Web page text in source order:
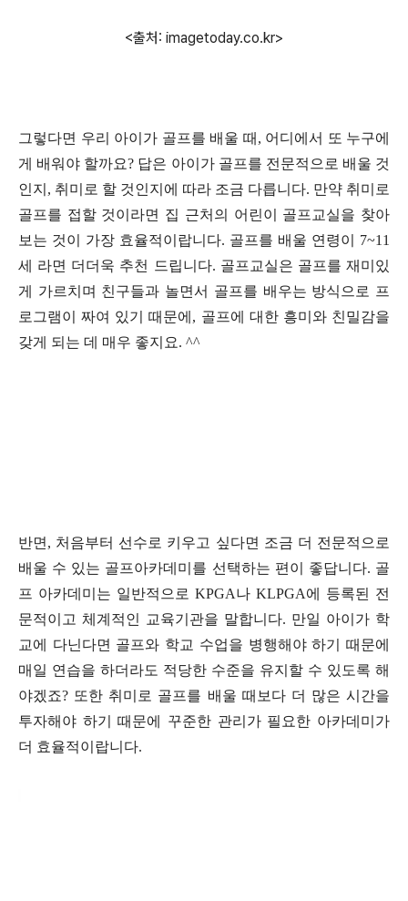
<출처: imagetoday.co.kr>
그렇다면 우리 아이가 골프를 배울 때 , 어디에서 또 누구에
게 배워야 할까요? 답은 아이가 골프를 전문적으로 배울 것
인지 , 취미로 할 것인지에 따라 조금 다릅니다. 만약 취미로
골프를 접할 것이라면 집 근처의 어린이 골프교실을 찾아
보는 것이 가장 효율적이랍니다. 골프를 배울 연령이
7~11
세 라면 더더욱 추천 드립니다. 골프교실은 골프를 재미있
게 가르치며 친구들과 놀면서 골프를 배우는 방식으로 프
로그램이 짜여 있기 때문에 , 골프에 대한 흥미와 친밀감을
갖게 되는 데 매우 좋지요. ^^
반면 , 처음부터 선수로 키우고 싶다면 조금 더 전문적으로
배울 수 있는 골프아카데미를 선택하는 편이 좋답니다. 골
프 아카데미는 일반적으로 KPGA나 KLPGA에 등록된 전
문적이고 체계적인 교육기관을 말합니다. 만일 아이가 학
교에 다닌다면 골프와 학교 수업을 병행해야 하기 때문에
매일 연습을 하더라도 적당한 수준을 유지할 수 있도록 해
야겠죠? 또한 취미로 골프를 배울 때보다 더 많은 시간을
투자해야 하기 때문에 꾸준한 관리가 필요한 아카데미가
더 효율적이랍니다.